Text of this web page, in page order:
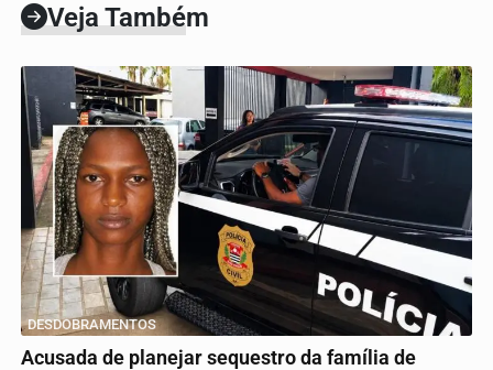
Veja Também
DESDOBRAMENTOS
Acusada de planejar sequestro da família de